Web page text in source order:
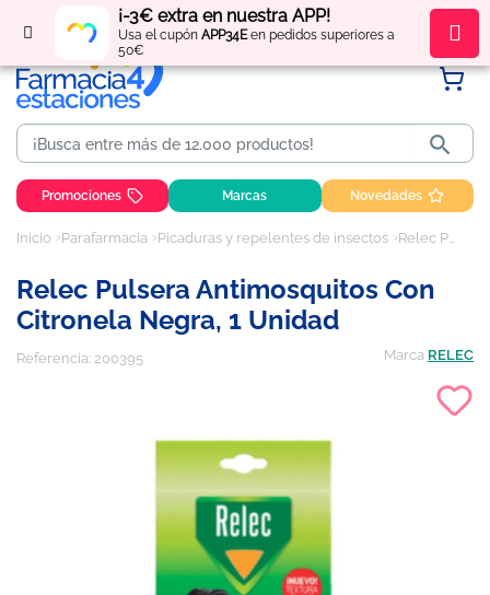
¡-3€ extra en nuestra APP!
Usa el cupón APP34Een pedidos superiores a
50€
Regístratey obténpuntos por tus compras

Promociones Marcas Novedades
Inicio Parafarmacia Picaduras y repelentes de insectos Relec Pulsera Antimosquitos con citronela negra, 1 unidad
Relec Pulsera Antimosquitos Con
Citronela Negra, 1 Unidad
Referencia: 200395 Marca RELEC